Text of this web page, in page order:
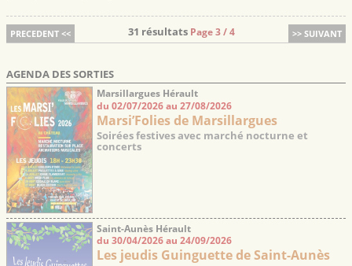
PRECEDENT << >> SUIVANT
31 résultats Page 3 / 4
AGENDA DES SORTIES
Marsillargues Hérault
du 02/07/2026 au 27/08/2026
Marsi’Folies de Marsillargues
Soirées festives avec marché nocturne et
concerts
Saint-Aunès Hérault
du 30/04/2026 au 24/09/2026
Les jeudis Guinguette de Saint-Aunès